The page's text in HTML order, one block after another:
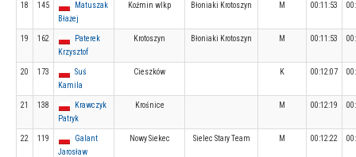
18 145
Matuszak
Błażej
Koźmin wlkp Błoniaki Krotoszyn M 00:11:53
19 162
Paterek
Krzysztof
Krotoszyn Błoniaki Krotoszyn M 00:11:53
20 173
Suś
Kamila
Cieszków K 00:12:07
21 138
Krawczyk
Patryk
Krośnice M 00:12:19
22 119
Galant
Jarosław
Nowy Siekec Sielec Stary Team M 00:12:22